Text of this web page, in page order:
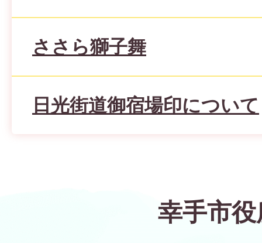
ささら獅子舞
日光街道御宿場印について
幸手市役